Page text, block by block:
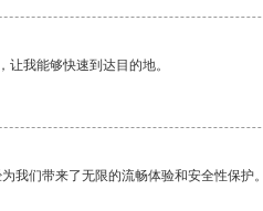
我能够快速到达目的地。
我们带来了无限的流畅体验和安全性保护